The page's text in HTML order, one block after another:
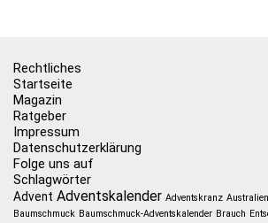
Rechtliches
Startseite
Magazin
Ratgeber
Impressum
Datenschutzerklärung
Folge uns auf
Schlagwörter
Advent Adventskalender Adventskranz Australien
Baumschmuck Baumschmuck-Adventskalender Brauch